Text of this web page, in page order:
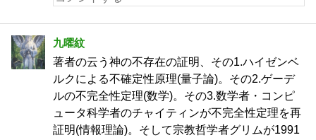
九曜紋
著者の云う神の不存在の証明、その1.ハイゼンベ
ルクによる不確定性原理(量子論)。その2.ゲーデ
ルの不完全性定理(数学)。その3.数学者・コンピ
ュータ科学者のチャイティンが不完全性定理を再
証明(情報理論)。そして宗教哲学者グリムが1991